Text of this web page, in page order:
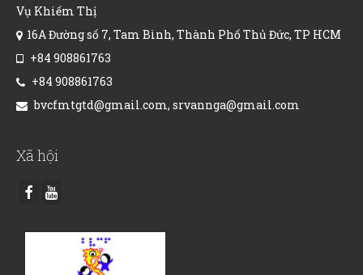
Vụ Khiếm Thị
16A Đường số 7, Tam Bình, Thành Phố Thủ Đức, TP HCM
+84 908861763
+84 908861763
bvcfmtgtd@gmail.com, srvannga@gmail.com
Xã hội